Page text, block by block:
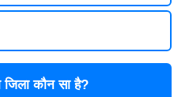
कौन सा है?